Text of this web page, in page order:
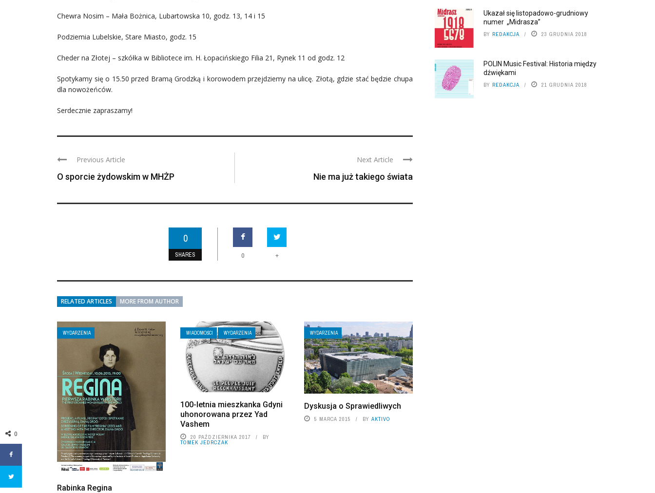
Chewra Nosim – Mała Bożnica, Lubartowska 10, godz. 13, 14 i 15
Podziemia Lubelskie, Stare Miasto, godz. 15
Cheder na Złotej – szkółka w Bibliotece im. H. Łopacińskiego Filia 21, Rynek 11 od godz. 12
Spotykamy się o 15.50 przed Bramą Grodzką i korowodem przejdziemy na ulicę. Złotą, gdzie stać będzie chupa
dla nowożeńców.
Serdecznie zapraszamy!
Previous Article
O sporcie żydowskim w MHŻP
Next Article
Nie ma już takiego świata
0
SHARES 0 +
RELATED ARTICLES MORE FROM AUTHOR
WYDARZENIA
Rabinka Regina
WIADOMOŚCI WYDARZENIA
100-letnia mieszkanka Gdyni
uhonorowana przez Yad
Vashem
20 PAŹDZIERNIKA 2017 BY
TOMEK JEDRCZAK
WYDARZENIA
Dyskusja o Sprawiedliwych
5 MARCA 2015 BY AKTIVO
0
Ukazał się listopadowo-grudniowy
numer „Midrasza”
BY REDAKCJA 23 GRUDNIA 2018
POLIN Music Festival: Historia między
dźwiękami
BY REDAKCJA 21 GRUDNIA 2018